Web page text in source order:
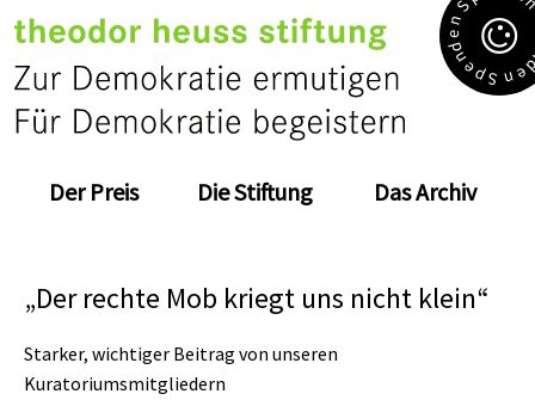
Der Preis Die Stiftung Das Archiv
S
p
e
n
d
e
n
S
e
n
„Der rechte Mob kriegt uns nicht klein“
Starker, wichtiger Beitrag von unseren
Kuratoriumsmitgliedern